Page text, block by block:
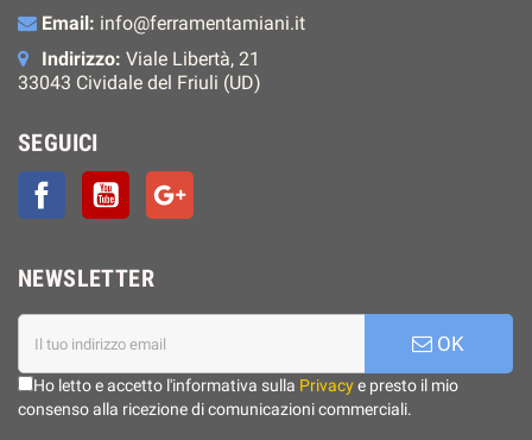
Email: info@ferramentamiani.it
Indirizzo: Viale Libertà, 21
33043 Cividale del Friuli (UD)
SEGUICI
FacebookYouTube
NEWSLETTER
OK
Ho letto e accetto l'informativa sulla Privacye presto il mio
consenso alla ricezione di comunicazioni commerciali.